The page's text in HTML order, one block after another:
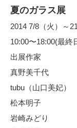
夏のガラス展
2014 7/8（火）～
10:00〜18:00(最終
出展作家
真野美千代
tubu（山口美妃）
松本明子
岩崎みどり